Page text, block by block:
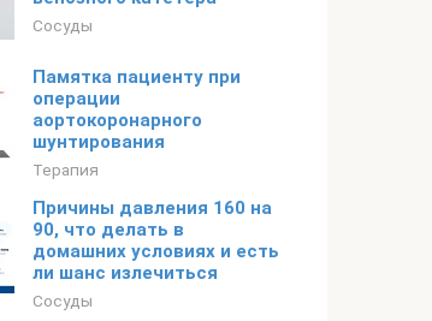
Сосуды
Памятка пациенту при
операции
аортокоронарного
шунтирования
Терапия
Причины давления 160 на
90, что делать в
домашних условиях и есть
ли шанс излечиться
Сосуды